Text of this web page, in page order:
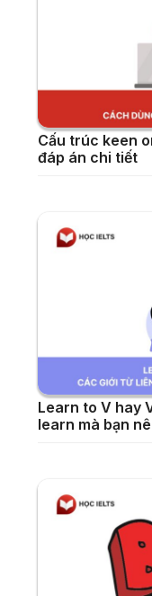
Cấu trúc keen
đáp án chi tiết
Learn to V hay
learn mà bạn